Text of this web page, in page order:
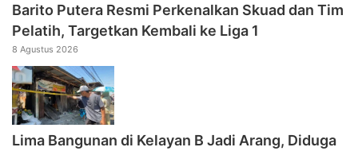
Barito Putera Resmi Perkenalkan Skuad dan Tim
Pelatih, Targetkan Kembali ke Liga 1
8 Agustus 2026
Lima Bangunan di Kelayan B Jadi Arang, Diduga